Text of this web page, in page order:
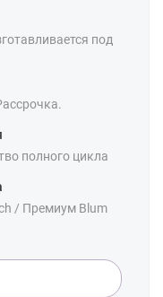
10 кв м
под
полного цикла
/ Премиум Blum